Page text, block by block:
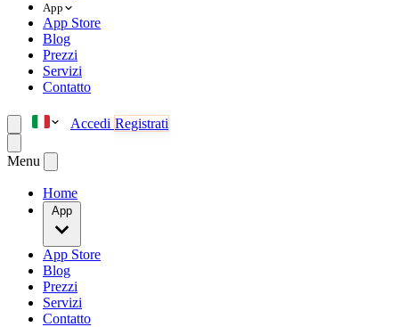
App
App Store
Blog
Prezzi
Servizi
Contatto
Accedi Registrati
Menu
Home
App
App Store
Blog
Prezzi
Servizi
Contatto